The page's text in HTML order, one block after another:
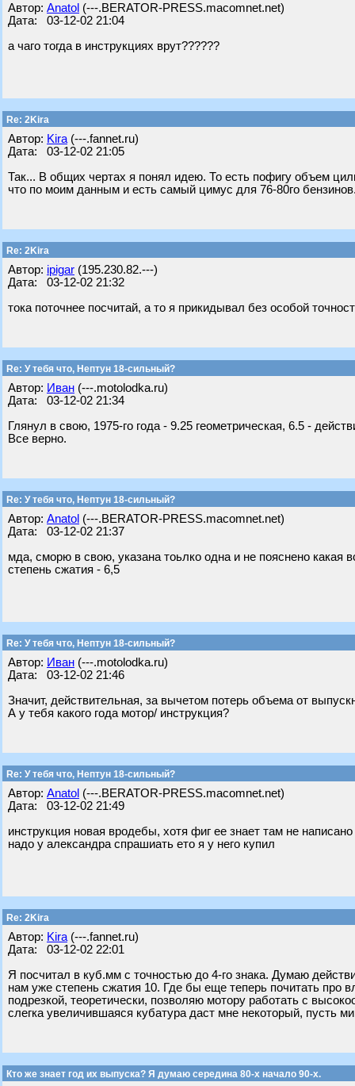
Автор: Anatol (---.BERATOR-PRESS.macomnet.net)
Дата: 03-12-02 21:04
а чаго тогда в инструкциях врут??????
Re: 2Kira
Автор: Kira (---.fannet.ru)
Дата: 03-12-02 21:05
Так... В общих чертах я понял идею. То есть пофигу объем
что по моим данным и есть самый цимус для 76-80го
Re: 2Kira
Автор: ipigar (195.230.82.---)
Дата: 03-12-02 21:32
тока поточнее посчитай, а то я прикидывал без особой
Re: У тебя что, Нептун 18-сильный?
Автор: Иван (---.motolodka.ru)
Дата: 03-12-02 21:34
Глянул в свою, 1975-го года - 9.25 геометрическая, 6.5 -
Все верно.
Re: У тебя что, Нептун 18-сильный?
Автор: Anatol (---.BERATOR-PRESS.macomnet.net)
Дата: 03-12-02 21:37
мда, сморю в свою, указана тоьлко одна и не пояснено какая
степень сжатия - 6,5
Re: У тебя что, Нептун 18-сильный?
Автор: Иван (---.motolodka.ru)
Дата: 03-12-02 21:46
Значит, действительная, за вычетом потерь объема от
А у тебя какого года мотор/ инструкция?
Re: У тебя что, Нептун 18-сильный?
Автор: Anatol (---.BERATOR-PRESS.macomnet.net)
Дата: 03-12-02 21:49
инструкция новая вродебы, хотя фиг ее знает там не
надо у александра спрашиать ето я у него купил
Re: 2Kira
Автор: Kira (---.fannet.ru)
Дата: 03-12-02 22:01
Я посчитал в куб.мм с точностью до 4-го знака. Думаю
нам уже степень сжатия 10. Где бы еще теперь почитать про
подрезкой, теоретически, позволяю мотору работать с
слегка увеличившаяся кубатура даст мне некоторый, пусть
Кто же знает год их выпуска? Я думаю середина 80-х начало 90-х.